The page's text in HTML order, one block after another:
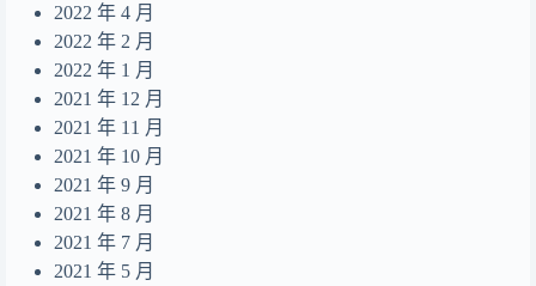
2022 年 4 月
2022 年 2 月
2022 年 1 月
2021 年 12 月
2021 年 11 月
2021 年 10 月
2021 年 9 月
2021 年 8 月
2021 年 7 月
2021 年 5 月